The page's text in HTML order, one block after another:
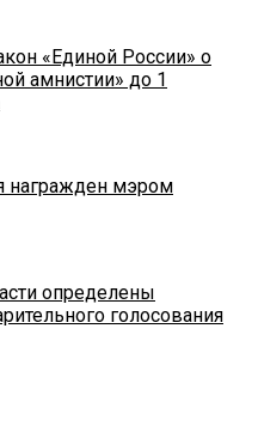
«Единой России» о
амнистии» до 1
награжден мэром
определены
голосования